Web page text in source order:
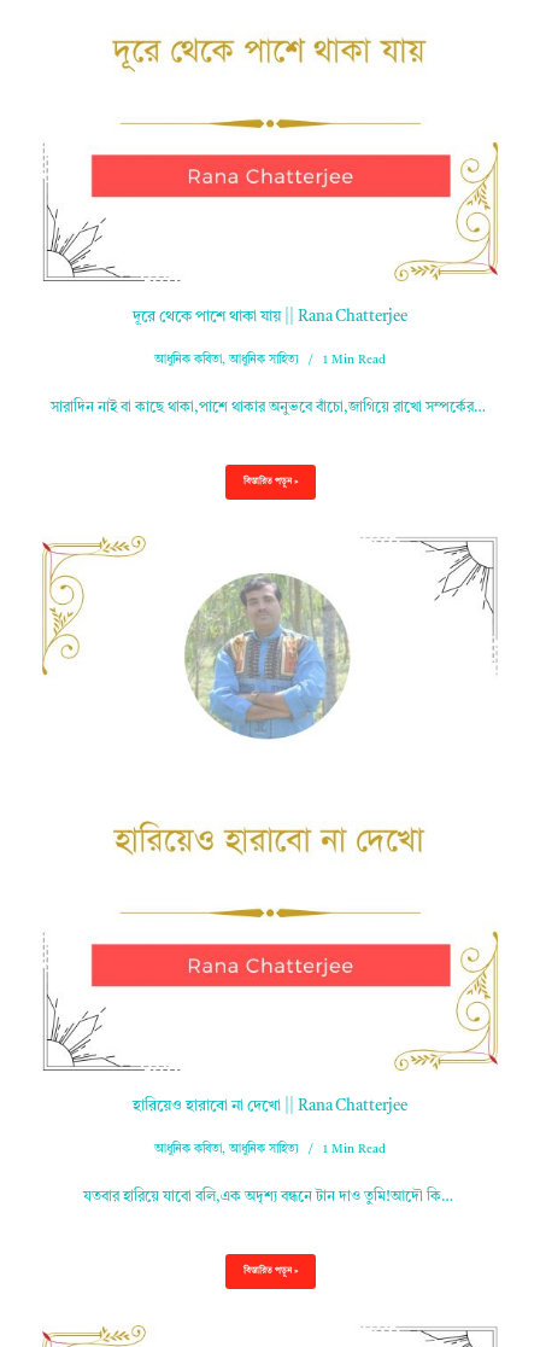
দূরে থেকে পাশে থাকা যায় || Rana Chatterjee
আধুনিক কবিতা,আধুনিক সাহিত্য 1 Min Read
সারাদিন নাই বা কাছে থাকা,পাশে থাকার অনুভবে বাঁচো,জাগিয়ে রাখো সম্পর্কের…
বিস্তারিত পড়ুন »
হারিয়েও হারাবো না দেখো || Rana Chatterjee
আধুনিক কবিতা,আধুনিক সাহিত্য 1 Min Read
যতবার হারিয়ে যাবো বলি,এক অদৃশ্য বন্ধনে টান দাও তুমি!আদৌ কি…
বিস্তারিত পড়ুন »